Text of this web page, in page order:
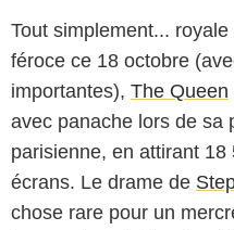
Tout simplement...
féroce ce 18 octobre
importantes), The Queen
avec panache lors de sa
parisienne, en attirant
écrans. Le drame de
chose rare pour un